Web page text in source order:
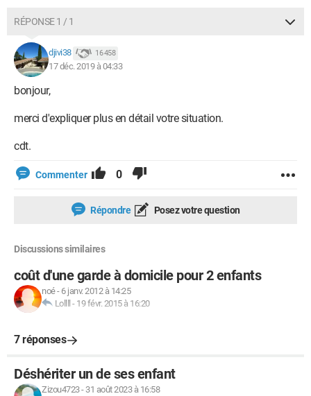
RÉPONSE 1 / 1
djivi38 16 458
17 déc. 2019 à 04:33
bonjour,
merci d'expliquer plus en détail votre situation.
cdt.
Commenter 0
Répondre Posez votre question
Discussions similaires
coût d'une garde à domicile pour 2 enfants
noé- 6 janv. 2012 à 14:25
Lollll - 19 févr. 2015 à 16:20
7 réponses
Déshériter un de ses enfant
Zizou4723- 31 août 2023 à 16:58